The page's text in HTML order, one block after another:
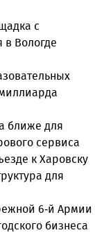
с
Вологде
ближе для
сервиса
к Харовску
для
6-й Армии
бизнеса